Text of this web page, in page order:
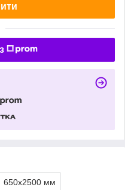
650х2500 мм